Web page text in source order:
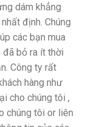
dám khẳng
định. Chúng
các bạn mua
đã bỏ ra ít thời
Công ty rất
hàng như
cho chúng tôi ,
chúng tôi or liên